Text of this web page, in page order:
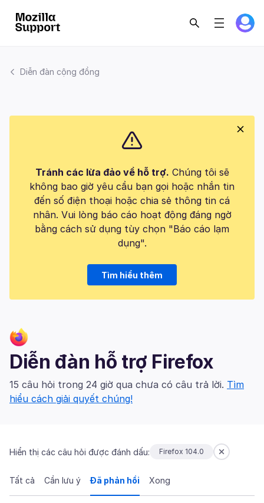
Diễn đàn cộng đồng
Tránh các lừa đảo về hỗ trợ. Chúng tôi sẽ
không bao giờ yêu cầu bạn gọi hoặc nhắn tin
đến số điện thoại hoặc chia sẻ thông tin cá
nhân. Vui lòng báo cáo hoạt động đáng ngờ
bằng cách sử dụng tùy chọn "Báo cáo lạm
dụng".
Tìm hiểu thêm
Diễn đàn hỗ trợ Firefox
15 câu hỏi trong 24 giờ qua chưa có câu trả lời. Tìm
hiểu cách giải quyết chúng!
Hiển thị các câu hỏi được đánh dấu: Firefox 104.0
Tất cả Cần lưu ý Đã phản hồi Xong